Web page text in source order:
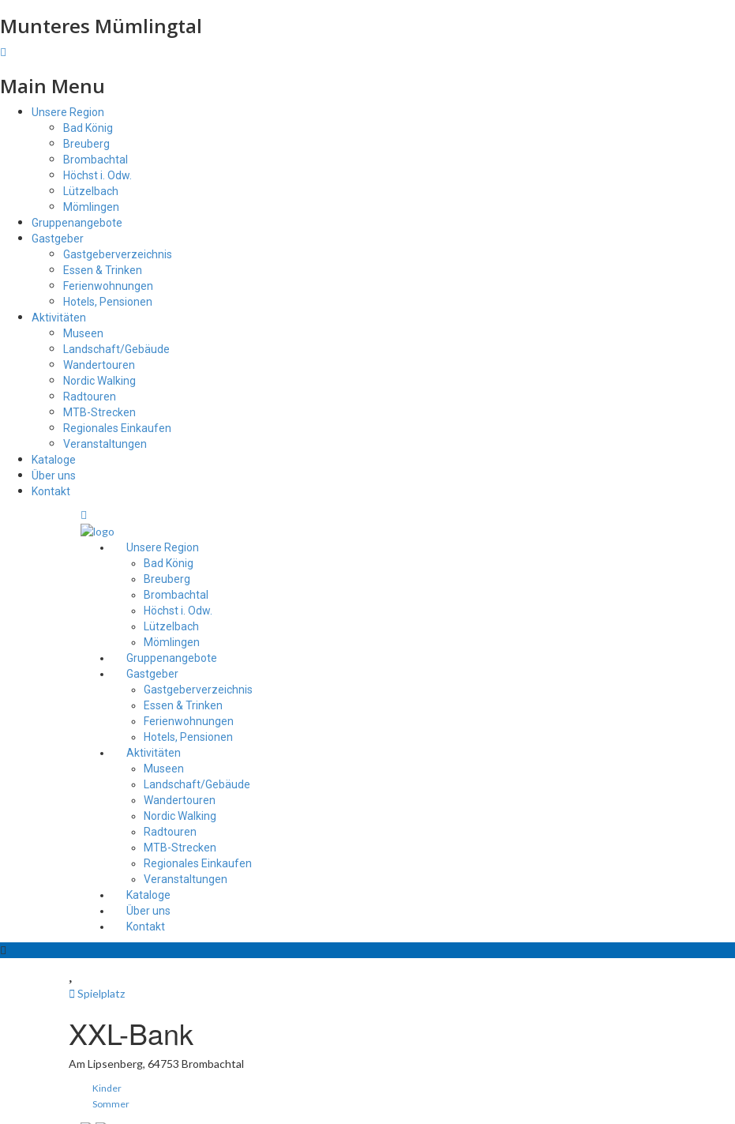
Munteres Mümlingtal
Main Menu
Unsere Region
Bad König
Breuberg
Brombachtal
Höchst i. Odw.
Lützelbach
Mömlingen
Gruppenangebote
Gastgeber
Gastgeberverzeichnis
Essen & Trinken
Ferienwohnungen
Hotels, Pensionen
Aktivitäten
Museen
Landschaft/Gebäude
Wandertouren
Nordic Walking
Radtouren
MTB-Strecken
Regionales Einkaufen
Veranstaltungen
Kataloge
Über uns
Kontakt
Unsere Region
Bad König
Breuberg
Brombachtal
Höchst i. Odw.
Lützelbach
Mömlingen
Gruppenangebote
Gastgeber
Gastgeberverzeichnis
Essen & Trinken
Ferienwohnungen
Hotels, Pensionen
Aktivitäten
Museen
Landschaft/Gebäude
Wandertouren
Nordic Walking
Radtouren
MTB-Strecken
Regionales Einkaufen
Veranstaltungen
Kataloge
Über uns
Kontakt
Spielplatz
XXL-Bank
Am Lipsenberg, 64753 Brombachtal
Kinder
Sommer